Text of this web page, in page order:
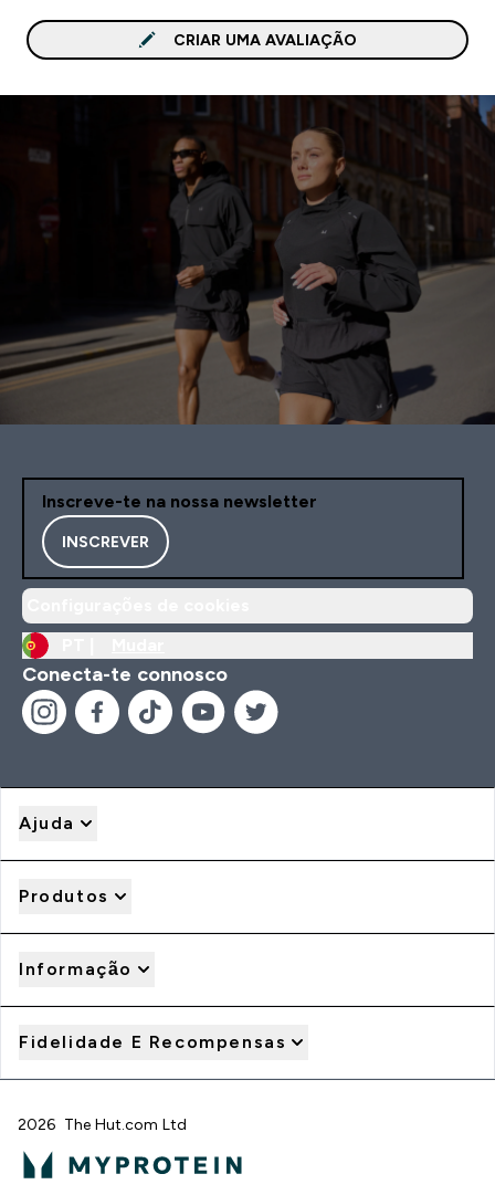
CRIAR UMA AVALIAÇÃO
Inscreve-te na nossa newsletter
INSCREVER
Conecta-te connosco
Ajuda
Produtos
Informação
Fidelidade E Recompensas
2026 The Hut.com Ltd